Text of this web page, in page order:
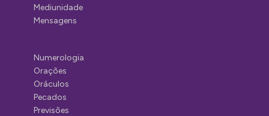
Mediunidade
Mensagens
Numerologia
Orações
Oráculos
Pecados
Previsões